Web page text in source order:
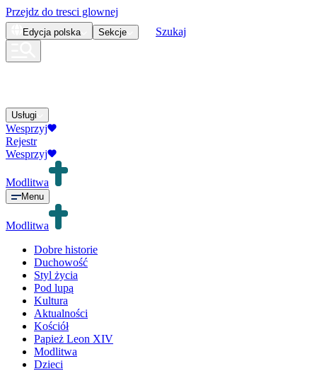
Przejdz do tresci glownej
Edycja polska Sekcje Szukaj
Usługi
Wesprzyj
Rejestr
Wesprzyj
Modlitwa
Menu
Modlitwa
Dobre historie
Duchowość
Styl życia
Pod lupą
Kultura
Aktualności
Kościół
Papież Leon XIV
Modlitwa
Dzieci